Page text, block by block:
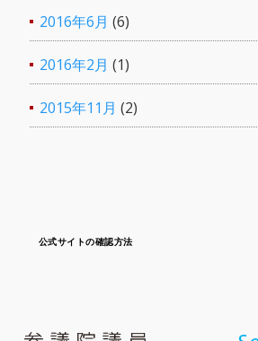
2016年6月 (6)
2016年2月 (1)
2015年11月 (2)
公式サイトの確認方法